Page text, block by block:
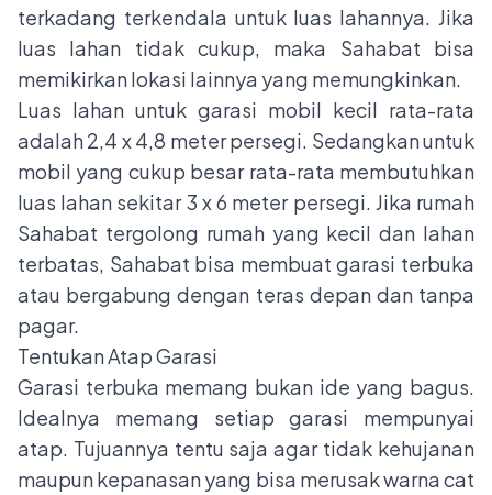
terkadang terkendala untuk luas lahannya. Jika
luas lahan tidak cukup, maka Sahabat bisa
memikirkan lokasi lainnya yang memungkinkan.
Luas lahan untuk garasi mobil kecil rata-rata
adalah 2,4 x 4,8 meter persegi. Sedangkan untuk
mobil yang cukup besar rata-rata membutuhkan
luas lahan sekitar 3 x 6 meter persegi. Jika rumah
Sahabat tergolong rumah yang kecil dan lahan
terbatas, Sahabat bisa membuat garasi terbuka
atau bergabung dengan teras depan dan tanpa
pagar.
Tentukan Atap Garasi
Garasi terbuka memang bukan ide yang bagus.
Idealnya memang setiap garasi mempunyai
atap. Tujuannya tentu saja agar tidak kehujanan
maupun kepanasan yang bisa merusak warna cat